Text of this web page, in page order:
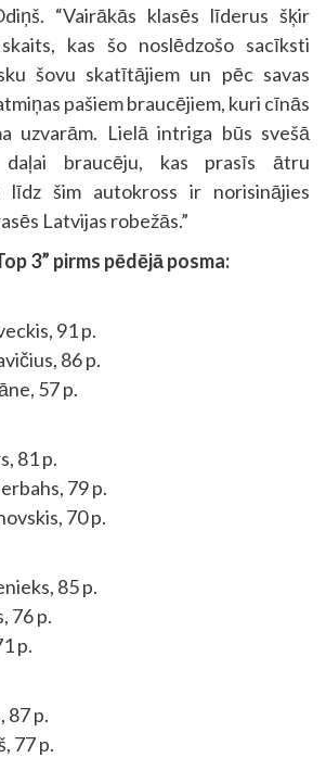
“Vairākās klasēs līderus šķir
kas šo noslēdzošo sacīksti
šovu skatītājiem un pēc savas
pašiem braucējiem, kuri cīnās
uzvarām. Lielā intriga būs svešā
braucēju, kas prasīs ātru
līdz šim autokross ir norisinājies
Latvijas robežās.”
3” pirms pēdējā posma:
91 p.
86 p.
57 p.
81 p.
79 p.
70 p.
85 p.
76 p.
p.
87 p.
77 p.